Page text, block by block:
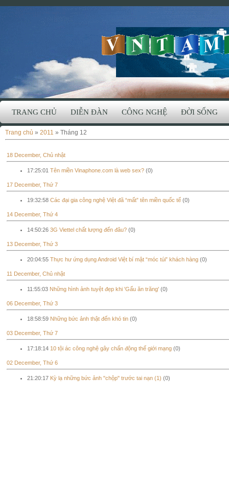
TRANG CHỦ DIỄN ĐÀN CÔNG NGHỆ ĐỜI SỐNG
Trang chủ » 2011 » Tháng 12
18 December, Chủ nhật
17:25:01 Tên miền Vinaphone.com là web sex? (0)
17 December, Thứ 7
19:32:58 Các đại gia công nghệ Việt đã “mất” tên miền quốc tế (0)
14 December, Thứ 4
14:50:26 3G Viettel chất lượng đến đâu? (0)
13 December, Thứ 3
20:04:55 Thực hư ứng dụng Android Việt bí mật “móc túi” khách hàng (0)
11 December, Chủ nhật
11:55:03 Những hình ảnh tuyệt đẹp khi 'Gấu ăn trăng' (0)
06 December, Thứ 3
18:58:59 Những bức ảnh thật đến khó tin (0)
03 December, Thứ 7
17:18:14 10 tội ác công nghệ gây chấn động thế giới mạng (0)
02 December, Thứ 6
21:20:17 Kỳ lạ những bức ảnh "chộp" trước tai nạn (1) (0)